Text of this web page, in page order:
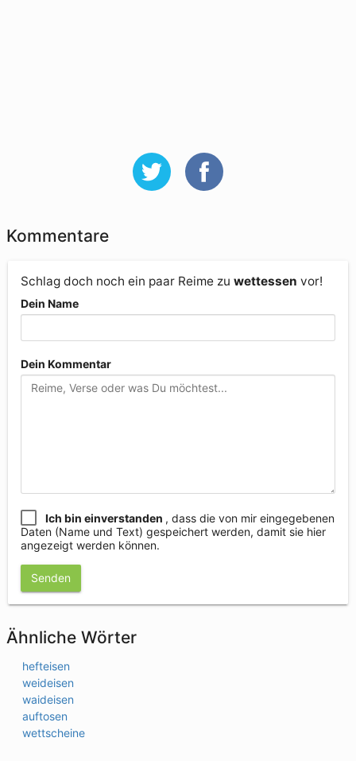
Kommentare
Schlag doch noch ein paar Reime zu wettessen vor!
Dein Name
Dein Kommentar
Ich bin einverstanden , dass die von mir eingegebenen
Daten (Name und Text) gespeichert werden, damit sie hier
angezeigt werden können.
Senden
Ähnliche Wörter
hefteisen
weideisen
waideisen
auftosen
wettscheine